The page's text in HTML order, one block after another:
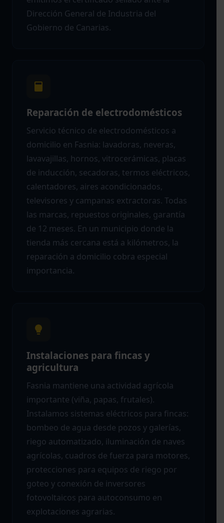
Dirección General de Industria del
Gobierno de Canarias.
Reparación de electrodomésticos
Servicio técnico de electrodomésticos a
domicilio en Fasnia: lavadoras, neveras,
lavavajillas, hornos, vitrocerámicas, placas
de inducción, secadoras, termos eléctricos,
calentadores, aires acondicionados,
televisores y campanas extractoras. Todas
las marcas, repuestos originales, garantía
de 12 meses. En un municipio donde la
tienda más cercana está a kilómetros, la
reparación a domicilio cobra especial
importancia.
Instalaciones para fincas y
agricultura
Fasnia mantiene una actividad agrícola
importante (viña, papas, frutales).
Instalamos sistemas eléctricos para fincas:
bombeo de agua desde pozos y galerías,
riego automatizado, iluminación de naves
agrícolas, cuadros de fuerza para motores,
protecciones para equipos de riego por
goteo y conexión de inversores
fotovoltaicos para autoconsumo en
explotaciones agrarias.